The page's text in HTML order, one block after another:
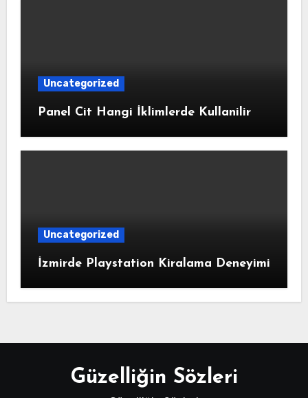
Uncategorized
Panel Cit Hangi İklimlerde Kullanilir
Uncategorized
İzmirde Playstation Kiralama Deneyimi
Güzelliğin Sözleri